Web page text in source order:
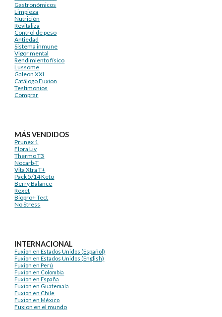
Gastronómicos
Limpieza
Nutrición
Revitaliza
Control de peso
Antiedad
Sistema inmune
Vigor mental
Rendimiento físico
Lussome
Galeon XXI
Catálogo Fuxion
Testimonios
Comprar
MÁS VENDIDOS
Prunex 1
Flora Liv
Thermo T3
Nocarb-T
Vita Xtra T+
Pack 5/14 Keto
Berry Balance
Rexet
Biopro+ Tect
No Stress
INTERNACIONAL
Fuxion en Estados Unidos (Español)
Fuxion en Estados Unidos (English)
Fuxion en Perú
Fuxion en Colombia
Fuxion en España
Fuxion en Guatemala
Fuxion en Chile
Fuxion en México
Fuxion en el mundo